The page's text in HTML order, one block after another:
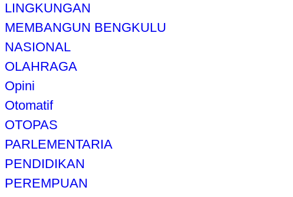
LINGKUNGAN
MEMBANGUN BENGKULU
NASIONAL
OLAHRAGA
Opini
Otomatif
OTOPAS
PARLEMENTARIA
PENDIDIKAN
PEREMPUAN